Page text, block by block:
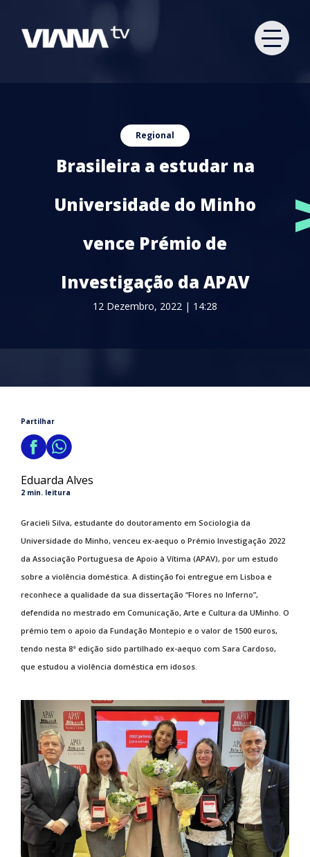
Regional
Brasileira a estudar na
Universidade do Minho
vence Prémio de
Investigação da APAV
12 Dezembro, 2022 | 14:28
Partilhar
Eduarda Alves
2 min. leitura
Gracieli Silva, estudante do doutoramento em Sociologia da
Universidade do Minho, venceu ex-aequo o Prémio Investigação 2022
da Associação Portuguesa de Apoio à Vítima (APAV), por um estudo
sobre a violência doméstica. A distinção foi entregue em Lisboa e
reconhece a qualidade da sua dissertação “Flores no Inferno”,
defendida no mestrado em Comunicação, Arte e Cultura da UMinho. O
prémio tem o apoio da Fundação Montepio e o valor de 1500 euros,
tendo nesta 8ª edição sido partilhado ex-aequo com Sara Cardoso,
que estudou a violência doméstica em idosos.